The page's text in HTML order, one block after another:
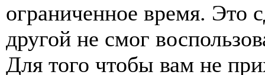
ограниченное время. Это
другой не смог
Для того чтобы вам не